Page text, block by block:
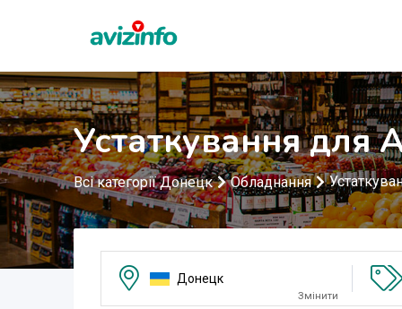
Устаткування для
Всі категорії Донецк Обладнання
Донецк
Змінити